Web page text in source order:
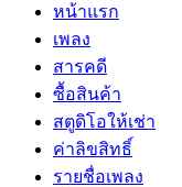
หน้าแรก
เพลง
สารคดี
ซื้อสินค้า
สตูดิโอให้เช่า
ค่าลิขสิทธิ์
รายชื่อเพลง